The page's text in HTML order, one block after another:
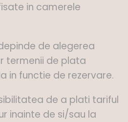
in camerele
de alegerea
termenii de plata
in functie de rezervare.
de a plati tariful
inainte de si/sau la